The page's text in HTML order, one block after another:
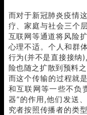
而对于新冠肺炎疫情
疗、家庭与社会三个
互联网等通道将风险
心理不适。个人和群
行为(并不是直接接纳
险也随之扩散到预料
而这个传输的过程就
和互联网等一些不负
器”的作用,他们发送
究者按照传播者的类